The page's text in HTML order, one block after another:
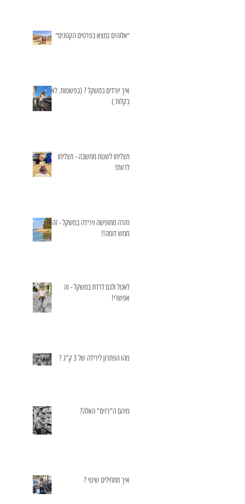
״אלוהים נמצא בפרטים הקטנים״
איך יורדים במשקל ? (בפשטות. לא
בקלות )
תצליחו לשנות מחשבה - תצליחו
לרזות!
חזרה מחופשה וירידה במשקל - זה
ממש דומה!!
לאכול ולגם לרדת במשקל - זה
אפשרי!
מהו הפתרון לירידה של 3 ק"ג ?
מיהם ה"רזים" האלה?
איך מתחילים שינוי ?